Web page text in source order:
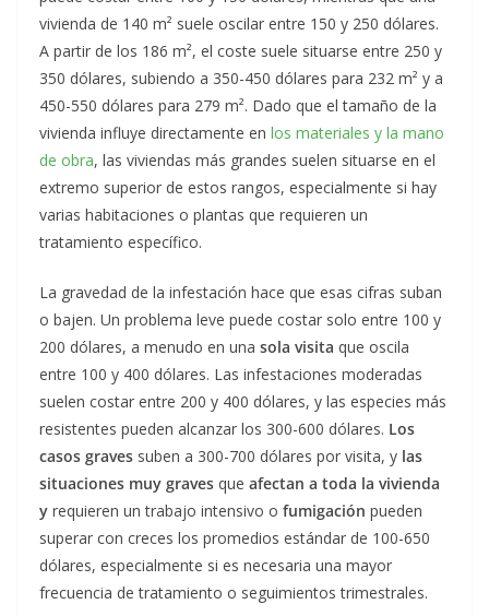
vivienda de 140 m² suele oscilar entre 150 y 250 dólares.
A partir de los 186 m², el coste suele situarse entre 250 y
350 dólares, subiendo a 350-450 dólares para 232 m² y a
450-550 dólares para 279 m². Dado que el tamaño de la
vivienda influye directamente en los materiales y la mano
de obra, las viviendas más grandes suelen situarse en el
extremo superior de estos rangos, especialmente si hay
varias habitaciones o plantas que requieren un
tratamiento específico.
La gravedad de la infestación hace que esas cifras suban
o bajen. Un problema leve puede costar solo entre 100 y
200 dólares, a menudo en una sola visita que oscila
entre 100 y 400 dólares. Las infestaciones moderadas
suelen costar entre 200 y 400 dólares, y las especies más
resistentes pueden alcanzar los 300-600 dólares. Los
casos graves suben a 300-700 dólares por visita, y las
situaciones muy graves que afectan a toda la vivienda
y requieren un trabajo intensivo o fumigación pueden
superar con creces los promedios estándar de 100-650
dólares, especialmente si es necesaria una mayor
frecuencia de tratamiento o seguimientos trimestrales.